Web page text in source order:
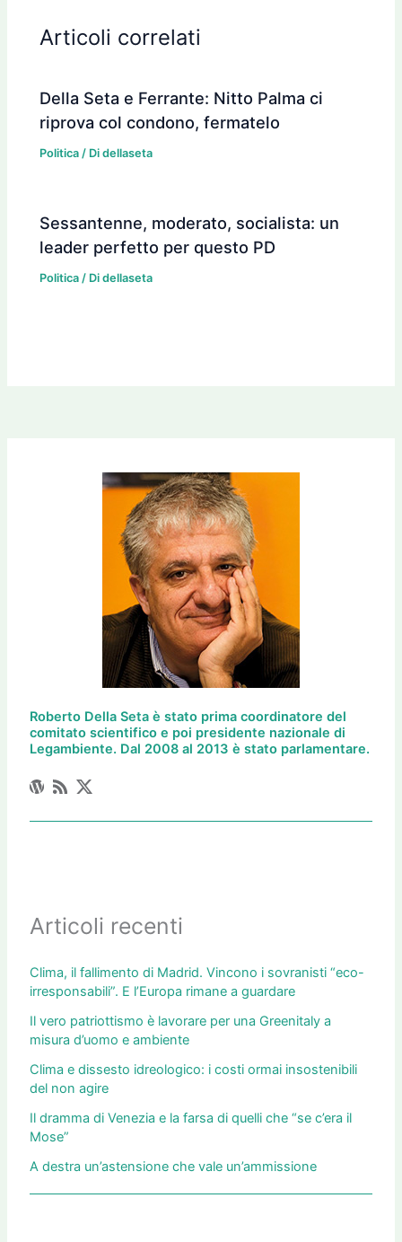
Articoli correlati
Della Seta e Ferrante: Nitto Palma ci
riprova col condono, fermatelo
Politica / Didellaseta
Sessantenne, moderato, socialista: un
leader perfetto per questo PD
Politica / Didellaseta
Roberto Della Seta è stato prima coordinatore del
comitato scientifico e poi presidente nazionale di
Legambiente. Dal 2008 al 2013 è stato parlamentare.
Articoli recenti
Clima, il fallimento di Madrid. Vincono i sovranisti “eco-
irresponsabili”. E l’Europa rimane a guardare
Il vero patriottismo è lavorare per una Greenitaly a
misura d’uomo e ambiente
Clima e dissesto idreologico: i costi ormai insostenibili
del non agire
Il dramma di Venezia e la farsa di quelli che “se c’era il
Mose”
A destra un’astensione che vale un’ammissione